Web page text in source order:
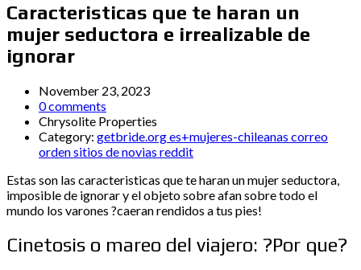
Caracteristicas que te haran un
mujer seductora e irrealizable de
ignorar
November 23, 2023
0 comments
Chrysolite Properties
Category: getbride.org es+mujeres-chileanas correo
orden sitios de novias reddit
Estas son las caracteristicas que te haran un mujer seductora,
imposible de ignorar y el objeto sobre afan sobre todo el
mundo los varones ?caeran rendidos a tus pies!
Cinetosis o mareo del viajero: ?Por que?